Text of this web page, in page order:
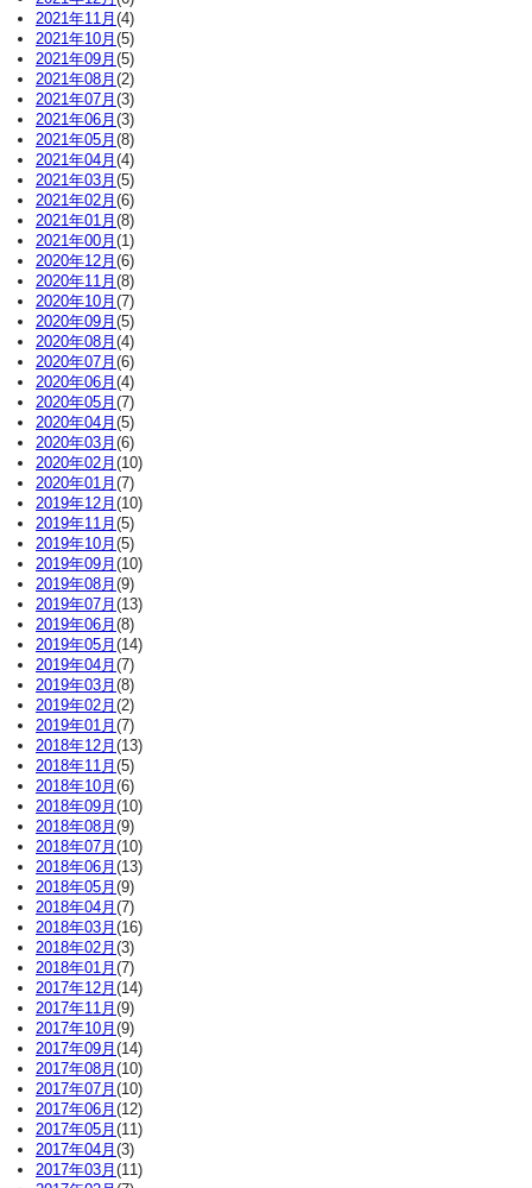
2021年11月 (4)
2021年10月 (5)
2021年09月 (5)
2021年08月 (2)
2021年07月 (3)
2021年06月 (3)
2021年05月 (8)
2021年04月 (4)
2021年03月 (5)
2021年02月 (6)
2021年01月 (8)
2021年00月 (1)
2020年12月 (6)
2020年11月 (8)
2020年10月 (7)
2020年09月 (5)
2020年08月 (4)
2020年07月 (6)
2020年06月 (4)
2020年05月 (7)
2020年04月 (5)
2020年03月 (6)
2020年02月 (10)
2020年01月 (7)
2019年12月 (10)
2019年11月 (5)
2019年10月 (5)
2019年09月 (10)
2019年08月 (9)
2019年07月 (13)
2019年06月 (8)
2019年05月 (14)
2019年04月 (7)
2019年03月 (8)
2019年02月 (2)
2019年01月 (7)
2018年12月 (13)
2018年11月 (5)
2018年10月 (6)
2018年09月 (10)
2018年08月 (9)
2018年07月 (10)
2018年06月 (13)
2018年05月 (9)
2018年04月 (7)
2018年03月 (16)
2018年02月 (3)
2018年01月 (7)
2017年12月 (14)
2017年11月 (9)
2017年10月 (9)
2017年09月 (14)
2017年08月 (10)
2017年07月 (10)
2017年06月 (12)
2017年05月 (11)
2017年04月 (3)
2017年03月 (11)